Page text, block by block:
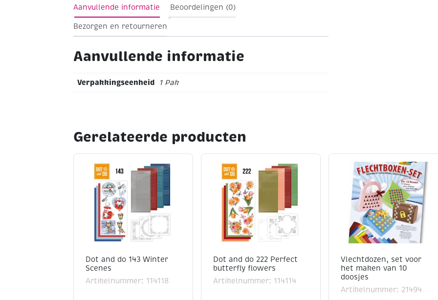
Aanvullende informatie Beoordelingen (0)
Bezorgen en retourneren
Aanvullende informatie
Verpakkingseenheid 1 Pak
Gerelateerde producten
Dot and do 143 Winter
Scenes
Artikelnummer: 114118
Dot and do 222 Perfect
butterfly flowers
Artikelnummer: 114114
Vlechtdozen, set voor
het maken van 10
doosjes
Artikelnummer: 21494